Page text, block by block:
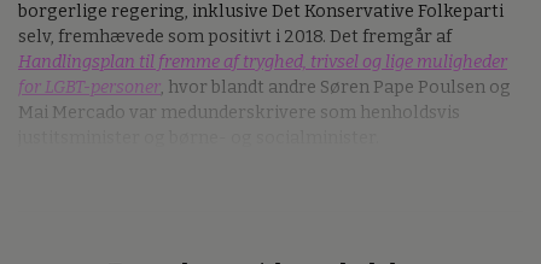
borgerlige regering, inklusive Det Konservative Folkeparti
selv, fremhævede som positivt i 2018. Det fremgår af
Handlingsplan til fremme af tryghed, trivsel og lige muligheder
for LGBT-personer, hvor blandt andre Søren Pape Poulsen og
Mai Mercado var medunderskrivere som henholdsvis